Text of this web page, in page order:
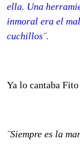
ella. Una
inmoral era el
cuchillos¨.
Ya lo cantaba Fito
¨Siempre es la